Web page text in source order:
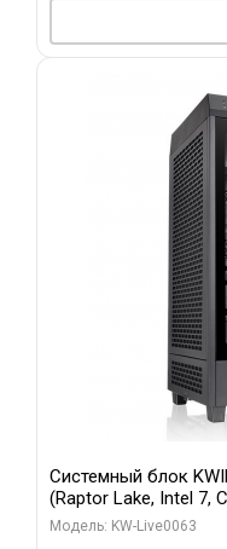
Системный блок
(Raptor Lake, Intel 7,
RTX5080 VENTUS 3X
Модель: KW-Live0063